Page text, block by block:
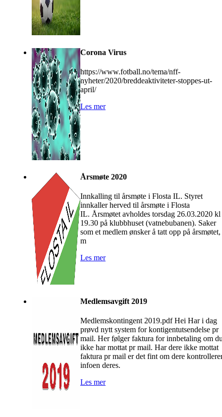
Corona Virus
https://www.fotball.no/tema/nff-
nyheter/2020/breddeaktiviteter-stoppes-ut-
april/
Les mer
Årsmøte 2020
Innkalling til årsmøte i Flosta IL. Styret
innkaller herved til årsmøte i Flosta
IL. Årsmøtet avholdes torsdag 26.03.2020 kl
19.30 på klubbhuset (vatnebubanen). Saker
som et medlem ønsker å tatt opp på årsmøtet,
m
Les mer
Medlemsavgift 2019
Medlemskontingent 2019.pdf Hei Har i dag
prøvd nytt system for kontigentutsendelse pr
mail. Her følger faktura for innbetaling om
ikke har mottat pr mail. Har dere ikke mottat
faktura pr mail er det fint om dere
infoen deres.
Les mer